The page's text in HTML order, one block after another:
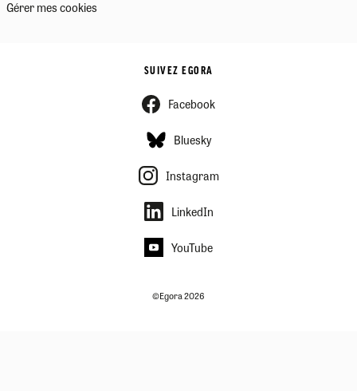
Gérer mes cookies
SUIVEZ EGORA
Facebook
Bluesky
Instagram
LinkedIn
YouTube
©Egora 2026